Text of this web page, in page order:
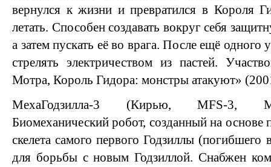
вернулся к жизни и превратился в Короля
летать. Способен создавать вокруг себя
а затем пускать её во врага. После ещё одного
стрелять электричеством из пастей.
Мотра, Король Гидора: монстры атакуют»
МехаГодзилла-3 (Кирью, MFS-3,
Биомеханический робот, созданный на основе
скелета самого первого Годзиллы
для борьбы с новым Годзиллой. Снабжен